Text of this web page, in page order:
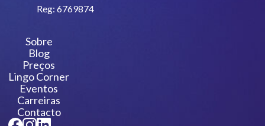
Reg: 6769874
Sobre
Blog
Preços
Lingo Corner
Eventos
Carreiras
Contacto